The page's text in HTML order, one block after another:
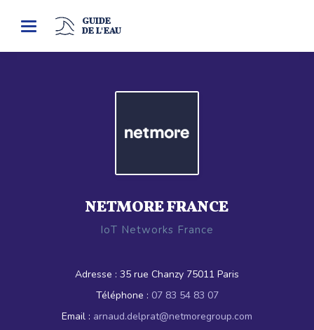
Toggle
GUIDE
DE L'EAU
NETMORE FRANCE
IoT Networks France
Adresse : 35 rue Chanzy 75011 Paris
Téléphone : 07 83 54 83 07
Email : arnaud.delprat@netmoregroup.com